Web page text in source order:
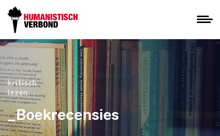
kritisch
lezen
_Boekrecensies